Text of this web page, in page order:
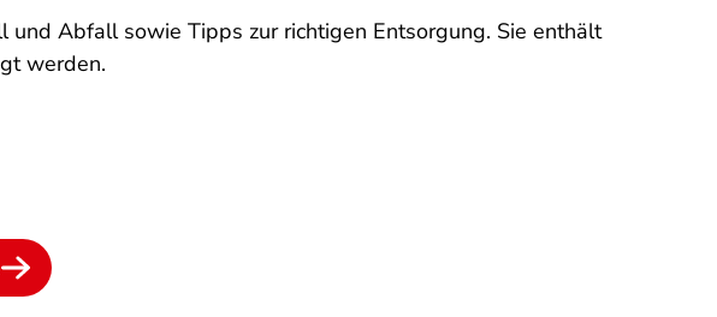
Abfall sowie Tipps zur richtigen Entsorgung. Sie enthält
werden.